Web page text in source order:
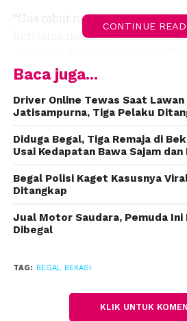
“Gua cabut ngebut,” ucap
berstatus mahasiswa ini ketika
Akibat panik, Gilang dan
motor. Keduanya terluka akibat
aspal. Sementara kawanan begal
mengepungnya. Gilang
mencari bantuan. Sementara
lokasi untuk mempertahankan
“Gua mau lari, tapi inget itu
ngerasa tanggung jawab, Gua
lawan,” kata Gilang.
Gilang diserang sampai
pelaku. Pelaku lain mencoba
ia melepaskan satu begal yang
CONTINUE
Baca juga...
Driver Online Tewas Saat Lawan
Jatisampurna, Tiga Pelaku
Diduga Begal, Tiga Remaja di
Usai Kedapatan Bawa Sajam dan
Begal Polisi Kaget Kasusnya
Ditangkap
Jual Motor Saudara, Pemuda Ini
Dibegal
TAG: BEGAL BEKASI
KLIK UNTUK